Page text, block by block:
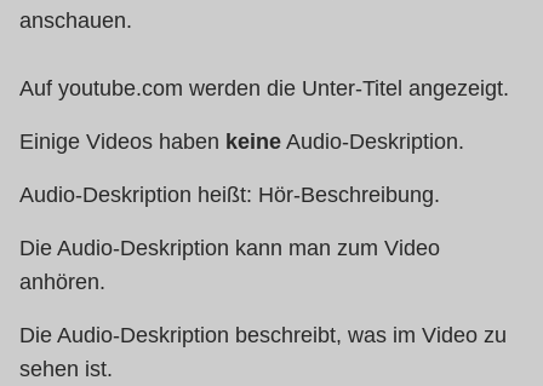
anschauen.
Auf youtube.com werden die Unter-Titel angezeigt.
Einige Videos haben keine Audio-Deskription.
Audio-Deskription heißt: Hör-Beschreibung.
Die Audio-Deskription kann man zum Video
anhören.
Die Audio-Deskription beschreibt, was im Video zu
sehen ist.